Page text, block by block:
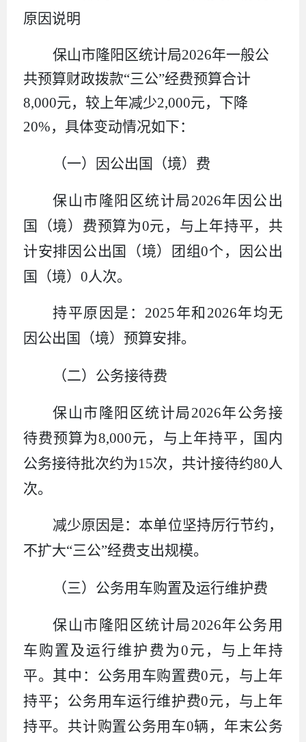
原因说明
保山市隆阳区统计局2026年一般公
共预算财政拨款“三公”经费预算合计
8,000元，较上年减少2,000元，下降
20%，具体变动情况如下：
（一） 因公出国（境）费
保山市隆阳区统计局2026年因公出
国（境）费预算为0元，与上年持平，共
计安排因公出国（境）团组0个，因公出
国（境） 0 人次。
持平原因是： 2025年和 2026年均无
因公出国（境）预算安排。
（二） 公务接待费
保山市隆阳区统计局2026年公务接
待费预算为8,000元，与上年持平，国内
公务接待批次约为15次，共计接待约80 人
次。
减少原因是：本单位坚持厉行节约，
不扩大“三公”经费支出规模。
（三） 公务用车购置及运行维护费
保山市隆阳区统计局2026年公务用
车购置及运行维护费为0元，与上年持
平。其中：公务用车购置费0元，与上年
持平；公务用车运行维护费0元，与上年
持平。共计购置公务用车0辆，年末公务